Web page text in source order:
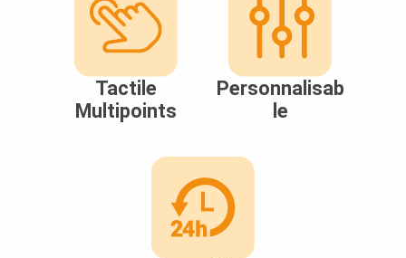
Tactile
Multipoints
Personnalisab
le